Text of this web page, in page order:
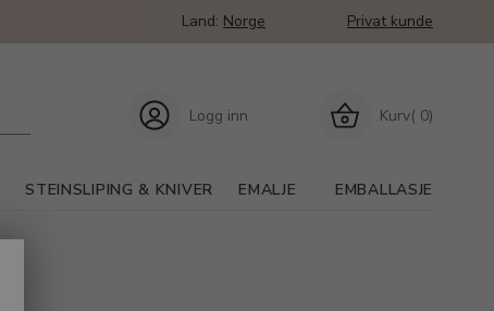
Land: Norge Privat kunde
Kurv( 0)
Logg inn
STEINSLIPING & KNIVER EMALJE EMBALLASJE